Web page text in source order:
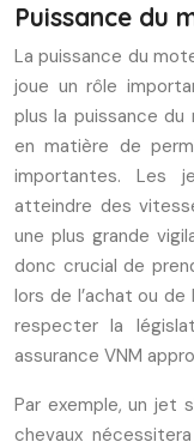
Puissance du
La puissance du
joue un rôle
plus la puissance
en matière de
importantes. Les
atteindre des
une plus grande
donc crucial de
lors de l’achat ou de
respecter la
assurance VNM
Par exemple, un jet
chevaux